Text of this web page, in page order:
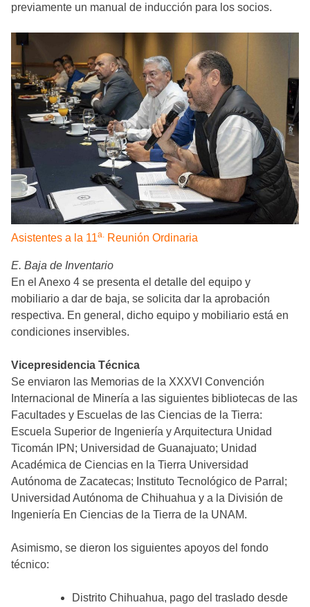
previamente un manual de inducción para los socios.
Asistentes a la 11a. Reunión Ordinaria
E. Baja de Inventario
En el Anexo 4 se presenta el detalle del equipo y
mobiliario a dar de baja, se solicita dar la aprobación
respectiva. En general, dicho equipo y mobiliario está en
condiciones inservibles.
Vicepresidencia Técnica
Se enviaron las Memorias de la XXXVI Convención
Internacional de Minería a las siguientes bibliotecas de las
Facultades y Escuelas de las Ciencias de la Tierra:
Escuela Superior de Ingeniería y Arquitectura Unidad
Ticomán IPN; Universidad de Guanajuato; Unidad
Académica de Ciencias en la Tierra Universidad
Autónoma de Zacatecas; Instituto Tecnológico de Parral;
Universidad Autónoma de Chihuahua y a la División de
Ingeniería En Ciencias de la Tierra de la UNAM.
Asimismo, se dieron los siguientes apoyos del fondo
técnico:
Distrito Chihuahua, pago del traslado desde